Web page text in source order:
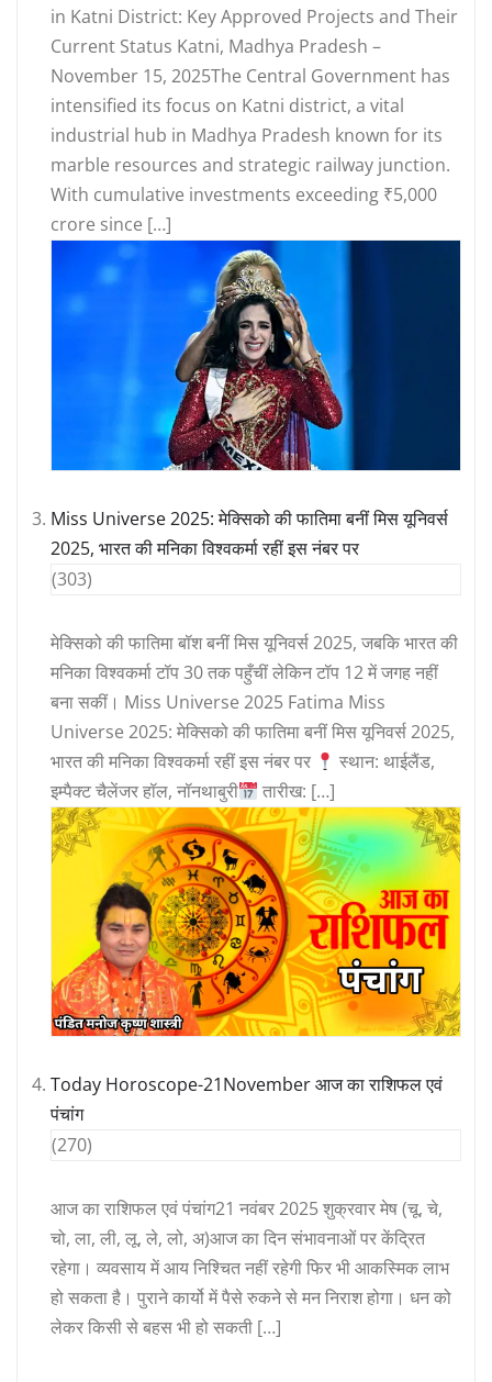
in Katni District: Key Approved Projects and Their
Current Status Katni, Madhya Pradesh –
November 15, 2025The Central Government has
intensified its focus on Katni district, a vital
industrial hub in Madhya Pradesh known for its
marble resources and strategic railway junction.
With cumulative investments exceeding ₹5,000
crore since […]
Miss Universe 2025: मेक्सिको की फातिमा बनीं मिस यूनिवर्स
2025, भारत की मनिका विश्वकर्मा रहीं इस नंबर पर
(303)
मेक्सिको की फातिमा बॉश बनीं मिस यूनिवर्स 2025, जबकि भारत की
मनिका विश्वकर्मा टॉप 30 तक पहुँचीं लेकिन टॉप 12 में जगह नहीं
बना सकीं। Miss Universe 2025 Fatima Miss
Universe 2025: मेक्सिको की फातिमा बनीं मिस यूनिवर्स 2025,
भारत की मनिका विश्वकर्मा रहीं इस नंबर पर
स्थान: थाईलैंड,
इम्पैक्ट चैलेंजर हॉल, नॉनथाबुरी
तारीख: […]
Today Horoscope-21November आज का राशिफल एवं
पंचांग
(270)
आज का राशिफल एवं पंचांग21 नवंबर 2025 शुक्रवार मेष (चू, चे,
चो, ला, ली, लू, ले, लो, अ)आज का दिन संभावनाओं पर केंद्रित
रहेगा। व्यवसाय में आय निश्चित नहीं रहेगी फिर भी आकस्मिक लाभ
हो सकता है। पुराने कार्यो में पैसे रुकने से मन निराश होगा। धन को
लेकर किसी से बहस भी हो सकती […]